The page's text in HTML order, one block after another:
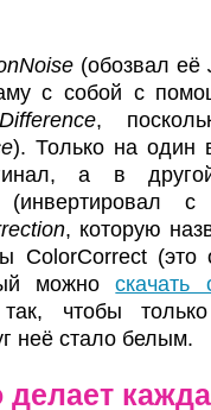
(обозвал её
с собой с
Difference,
). Только на один
а в
(инвертировал
, которую
(это
можноскачать
чтобы
неё стало белым.
делает